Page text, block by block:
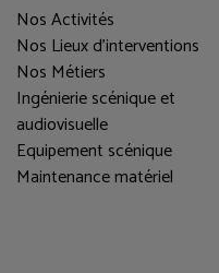
Nos Activités
Nos Lieux d'interventions
Nos Métiers
Ingénierie scénique et
audiovisuelle
Equipement scénique
Maintenance matériel